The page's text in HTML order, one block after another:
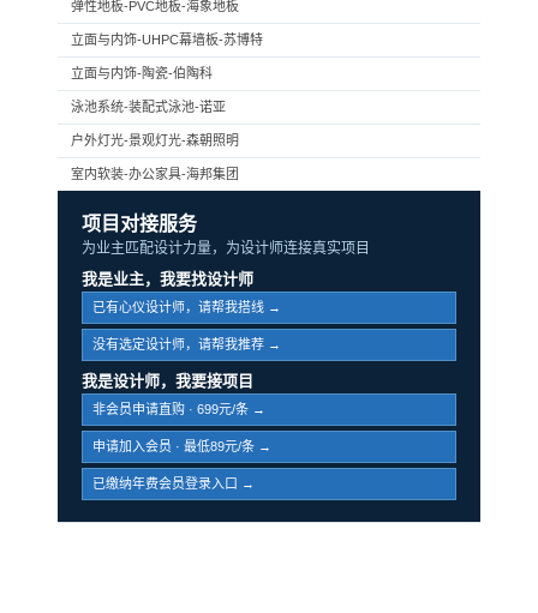
弹性地板-PVC地板-海象地板
立面与内饰-UHPC幕墙板-苏博特
立面与内饰-陶瓷-伯陶科
泳池系统-装配式泳池-诺亚
户外灯光-景观灯光-森朝照明
室内软装-办公家具-海邦集团
项目对接服务
为业主匹配设计力量，为设计师连接真实项目
我是业主，我要找设计师
已有心仪设计师，请帮我搭线 →
没有选定设计师，请帮我推荐 →
我是设计师，我要接项目
非会员申请直购 · 699元/条 →
申请加入会员 · 最低89元/条 →
已缴纳年费会员登录入口 →